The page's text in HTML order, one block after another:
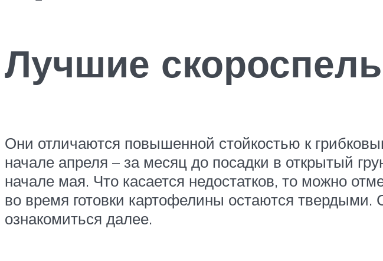
Лучшие
Они отличаются повышенной стойкостью к
начале апреля – за месяц до посадки в открытый
начале мая. Что касается недостатков, то можно
во время готовки картофелины остаются
ознакомиться далее.